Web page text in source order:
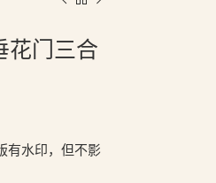
花门三合
有水印，但不影